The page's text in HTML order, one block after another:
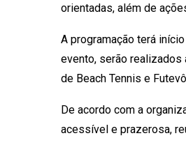
orientadas, além de
A programação terá
evento, serão realizados
de Beach Tennis e
De acordo com a
acessível e prazerosa,